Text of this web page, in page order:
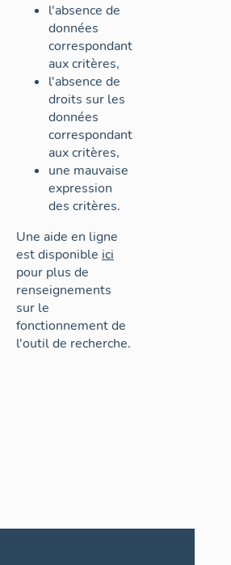
l'absence de
données
correspondant
aux critères,
l'absence de
droits sur les
données
correspondant
aux critères,
une mauvaise
expression
des critères.
Une aide en ligne
est disponible ici
pour plus de
renseignements
sur le
fonctionnement de
l'outil de recherche.